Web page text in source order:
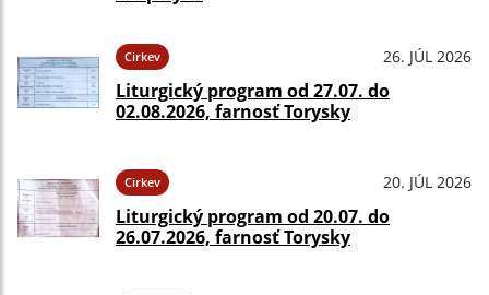
Cirkev 26. JÚL 2026
Liturgický program od 27.07. do
02.08.2026, farnosť Torysky
Cirkev 20. JÚL 2026
Liturgický program od 20.07. do
26.07.2026, farnosť Torysky